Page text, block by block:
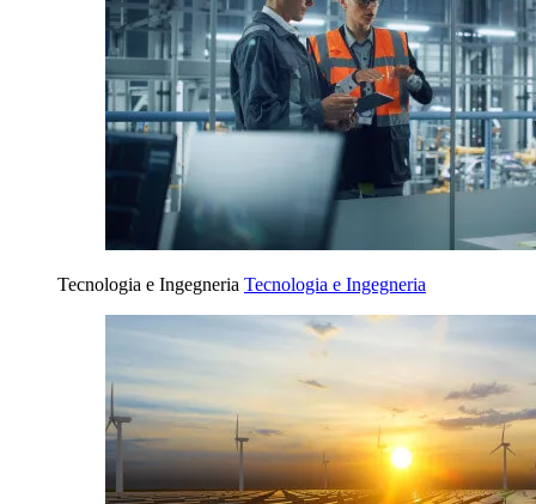
Tecnologia e Ingegneria Tecnologia e Ingegneria